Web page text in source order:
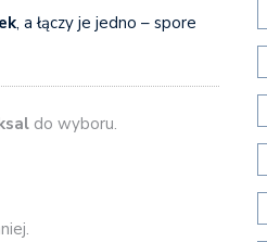
, a łączy je jedno – spore
do wyboru.